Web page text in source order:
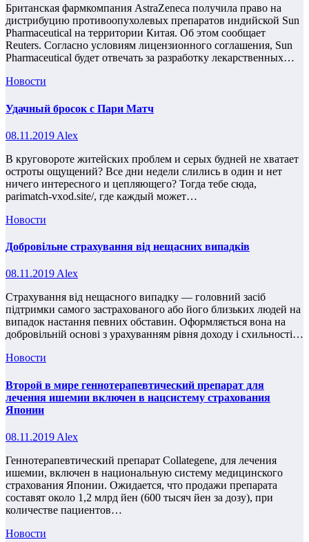
Британская фармкомпания AstraZeneca получила право на
дистрибуцию противоопухолевых препаратов индийской Sun
Pharmaceutical на территории Китая. Об этом сообщает
Reuters. Согласно условиям лицензионного соглашения, Sun
Pharmaceutical будет отвечать за разработку лекарственных…
Новости
Удачный бросок с Пари Матч
08.11.2019 Alex
В круговороте житейских проблем и серых будней не хватает
остроты ощущений? Все дни недели слились в один и нет
ничего интересного и цепляющего? Тогда тебе сюда,
parimatch-vxod.site/, где каждый может…
Новости
Добровільне страхування від нещасних випадків
08.11.2019Alex
Страхування від нещасного випадку — головний засіб
підтримки самого застрахованого або його близьких людей на
випадок настання певних обставин. Оформляється вона на
добровільній основі з урахуванням рівня доходу і схильності…
Новости
Второй в мире геннотерапевтический препарат для
лечения ишемии включен в нацсистему страхования
Японии
08.11.2019 Alex
Геннотерапевтический препарат Collategene, для лечения
ишемии, включен в национальную систему медицинского
страхования Японии. Ожидается, что продажи препарата
составят около 1,2 млрд йен (600 тысяч йен за дозу), при
количестве пациентов…
Новости